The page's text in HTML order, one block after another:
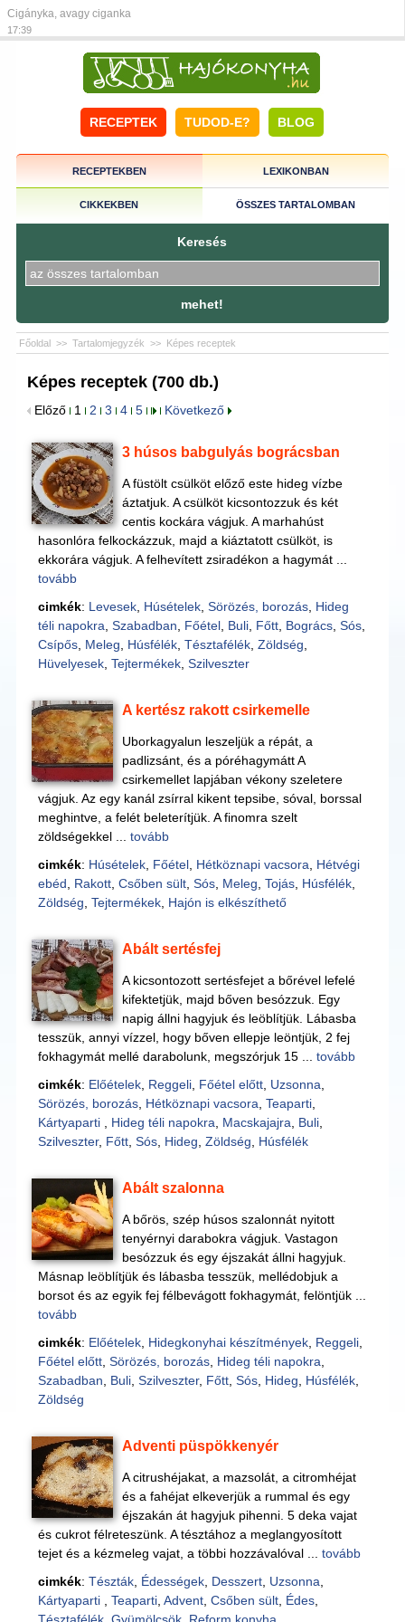
Cigányka, avagy ciganka
17:39
RECEPTEK TUDOD-E? BLOG
RECEPTEKBEN LEXIKONBAN
CIKKEKBEN ÖSSZES TARTALOMBAN
Keresés
mehet!
Főoldal >> Tartalomjegyzék >> Képes receptek
Képes receptek (700 db.)
Előző 1 2 3 4 5 Következő
3 húsos babgulyás bográcsban
A füstölt csülköt előző este hideg vízbe
áztatjuk. A csülköt kicsontozzuk és két
centis kockára vágjuk. A marhahúst
hasonlóra felkockázzuk, majd a kiáztatott csülköt, is
ekkorára vágjuk. A felhevített zsiradékon a hagymát ...
tovább
cimkék: Levesek, Húsételek, Sörözés, borozás, Hideg
téli napokra Szabadban Főétel, Buli, Főtt, Bogrács, Sós,
Csípős, Meleg Húsfélék, Tésztafélék, Zöldség
Hüvelyesek, Tejtermékek, Szilveszter
A kertész rakott csirkemelle
Uborkagyalun leszeljük a répát, a
padlizsánt, és a póréhagymátt A
csirkemellet lapjában vékony szeletere
vágjuk. Az egy kanál zsírral kikent tepsibe, sóval, borssal
meghintve, a felét beleterítjük. A finomra szelt
zöldségekkel ... tovább
cimkék: Húsételek, Főétel, Hétköznapi vacsora
Hétvégi
ebéd
Rakott, Csőben sült, Sós, Meleg Tojás, Húsfélék,
Zöldség Tejtermékek, Hajón is elkészíthető
Abált sertésfej
A kicsontozott sertésfejet a bőrével lefelé
kifektetjük, majd bőven besózzuk. Egy
napig állni hagyjuk és leöblítjük. Lábasba
tesszük, annyi vízzel, hogy bőven ellepje leöntjük, 2 fej
fokhagymát mellé darabolunk, megszórjuk 15 ... tovább
cimkék: Előételek, Reggeli, Főétel előtt, Uzsonna
Sörözés, borozás, Hétköznapi vacsora Teaparti,
Kártyaparti
Hideg téli napokra Macskajajra Buli,
Szilveszter, Főtt, Sós, Hideg Zöldség Húsfélék
Abált szalonna
A bőrös, szép húsos szalonnát nyitott
tenyérnyi darabokra vágjuk. Vastagon
besózzuk és egy éjszakát állni hagyjuk.
Másnap leöblítjük és lábasba tesszük, mellédobjuk a
borsot és az egyik fej félbevágott fokhagymát, felöntjük ...
tovább
cimkék: Előételek, Hidegkonyhai készítmények, Reggeli,
Főétel előtt, Sörözés, borozás, Hideg téli napokra
Szabadban
Buli, Szilveszter, Főtt, Sós, Hideg Húsfélék,
Zöldség
Adventi püspökkenyér
A citrushéjakat, a mazsolát, a citromhéjat
és a fahéjat elkeverjük a rummal és egy
éjszakán át hagyjuk pihenni. 5 deka vajat
és cukrot félreteszünk. A tésztához a meglangyosított
tejet és a kézmeleg vajat, a többi hozzávalóval ... tovább
cimkék: Tészták, Édességek, Desszert, Uzsonna
Kártyaparti
Teaparti, Advent, Csőben sült, Édes,